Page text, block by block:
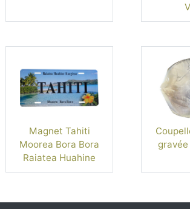
Magnet Tahiti
Moorea Bora Bora
Raiatea Huahine
Rangiroa